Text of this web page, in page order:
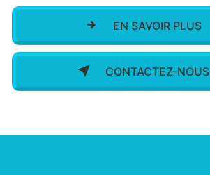
EN SAVOIR PLUS
CONTACTEZ-NOUS